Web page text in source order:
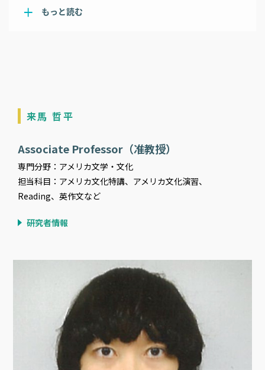
もっと読む
来馬 哲平
Associate Professor（准教授）
専門分野：アメリカ文学・文化
担当科目：アメリカ文化特講、アメリカ文化演習、
Reading、英作文など
研究者情報